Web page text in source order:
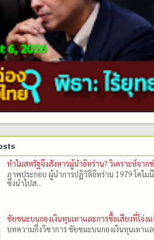
ทำไมสหรัฐจึงสังหารผู้นำอิหร่าน? วิเคราะห์จาก
ภาพประกอบ ผู้นำการปฏิวัติอิหร่าน 1979 โคไม
ซึ่งนำไปส...
ชัยชนะบนกองเงินทุนเทาและการซื้อเสียงที่โจ่งแ
บทความกึ่งวิชาการ ชัยชนะบนกองเงินทุนเทาแล